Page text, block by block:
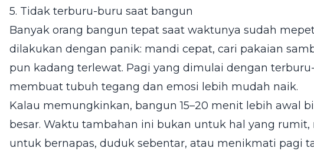
5. Tidak terburu-buru saat bangun
Banyak orang bangun tepat saat waktunya sudah
dilakukan dengan panik: mandi cepat, cari pakaian
pun kadang terlewat. Pagi yang dimulai dengan
membuat tubuh tegang dan emosi lebih mudah naik.
Kalau memungkinkan, bangun 15–20 menit lebih awal
besar. Waktu tambahan ini bukan untuk hal yang
untuk bernapas, duduk sebentar, atau menikmati pagi